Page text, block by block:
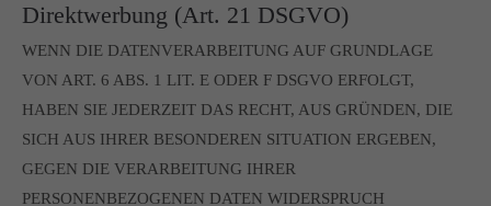
Direktwerbung (Art. 21 DSGVO)
WENN DIE DATENVERARBEITUNG AUF GRUNDLAGE
VON ART. 6 ABS. 1 LIT. E ODER F DSGVO ERFOLGT,
HABEN SIE JEDERZEIT DAS RECHT, AUS GRÜNDEN, DIE
SICH AUS IHRER BESONDEREN SITUATION ERGEBEN,
GEGEN DIE VERARBEITUNG IHRER
PERSONENBEZOGENEN DATEN WIDERSPRUCH